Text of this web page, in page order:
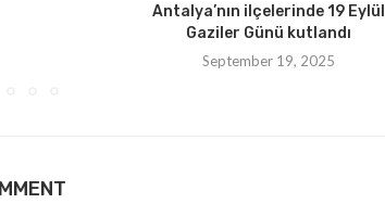
Antalya’nın ilçelerinde 19 Eylül
Gaziler Günü kutlandı
September 19, 2025